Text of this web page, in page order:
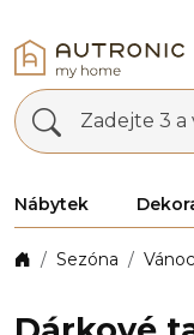
Zadejte 3 a
Nábytek
Sezóna